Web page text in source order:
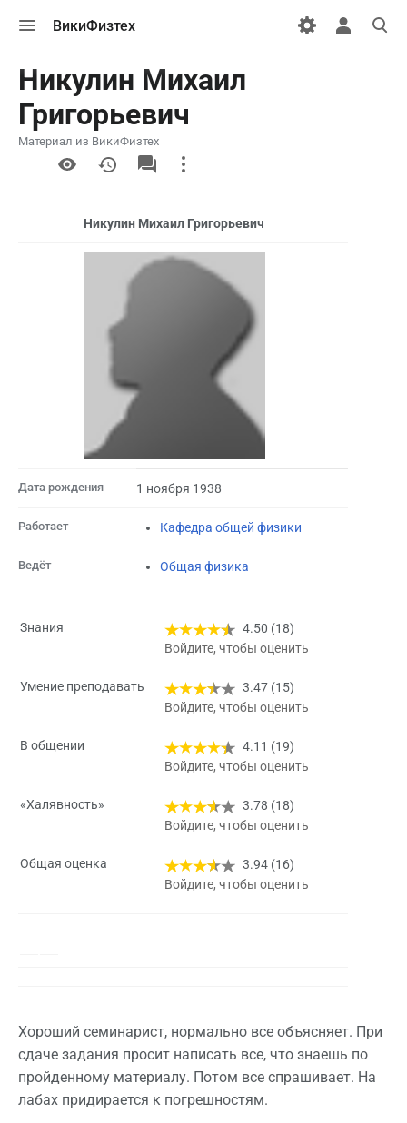
меню
ВикиФизтех
Открыть
поиск
Никулин Михаил
Григорьевич
Материал из ВикиФизтех
More
actions
Никулин Михаил Григорьевич
Дата рождения 1 ноября 1938
Работает Кафедра общей физики
Ведёт Общая физика
Знания
4.50 (18)
Войдите, чтобы оценить
Умение преподавать
3.47 (15)
Войдите, чтобы оценить
В общении
4.11 (19)
Войдите, чтобы оценить
«Халявность»
3.78 (18)
Войдите, чтобы оценить
Общая оценка
3.94 (16)
Войдите, чтобы оценить
Хороший семинарист, нормально все объясняет. При
сдаче задания просит написать все, что знаешь по
пройденному материалу. Потом все спрашивает. На
лабах придирается к погрешностям.